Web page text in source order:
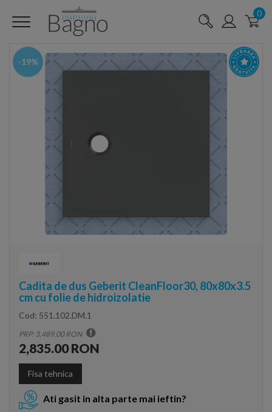
0
-19%
Cadita de dus Geberit CleanFloor30, 80x80x3.5
cm cu folie de hidroizolatie
Cod: 551.102.DM.1
PRP: 3,489.00 RON
2,835.00 RON
Fisa tehnica
Ati gasit in alta parte mai ieftin?